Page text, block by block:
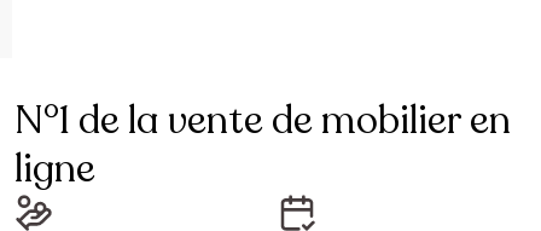
N°1 de la vente de mobilier en
ligne